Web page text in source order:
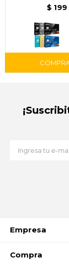
150ml.
$ 199
Empresa
Compra